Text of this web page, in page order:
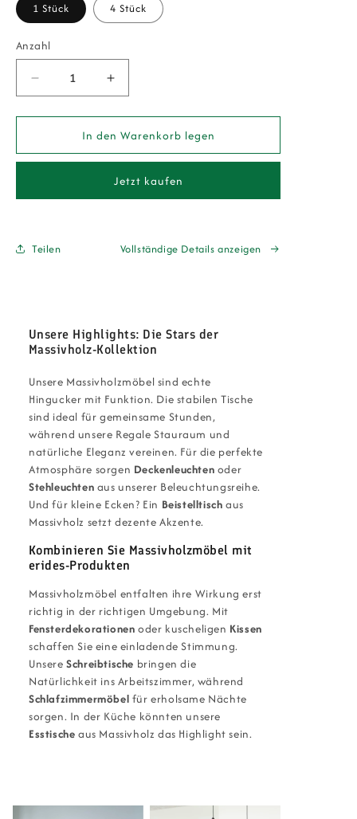
1 Stück 4 Stück
Anzahl
Verringere
die
Menge
Leon
&amp;
Geöltes
Erhöhe
die
Menge
für
Leon
Eiche
&amp;
Geöltes
In den Warenkorb legen
Jetzt kaufen
Teilen Vollständige Details anzeigen
Unsere Highlights: Die Stars der
Massivholz-Kollektion
Unsere Massivholzmöbel sind echte
Hingucker mit Funktion. Die stabilen Tische
sind ideal für gemeinsame Stunden,
während unsere Regale Stauraum und
natürliche Eleganz vereinen. Für die perfekte
Atmosphäre sorgen Deckenleuchten oder
Stehleuchten aus unserer Beleuchtungsreihe.
Und für kleine Ecken? Ein Beistelltisch aus
Massivholz setzt dezente Akzente.
Kombinieren Sie Massivholzmöbel mit
erides-Produkten
Massivholzmöbel entfalten ihre Wirkung erst
richtig in der richtigen Umgebung. Mit
Fensterdekorationen oder kuscheligen Kissen
schaffen Sie eine einladende Stimmung.
UnsereSchreibtische bringen die
Natürlichkeit ins Arbeitszimmer, während
Schlafzimmermöbel für erholsame Nächte
sorgen. In der Küche könnten unsere
Esstische aus Massivholz das Highlight sein.